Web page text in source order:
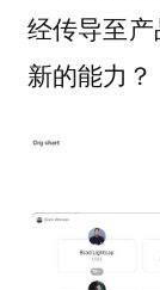
经传导至
新的能力？